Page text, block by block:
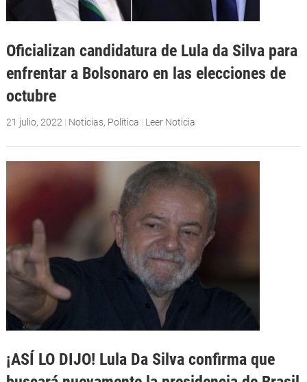
Oficializan candidatura de Lula da Silva para
enfrentar a Bolsonaro en las elecciones de
octubre
21 julio, 2022 | Noticias, Política | Leer Noticia
¡ASÍ LO DIJO! Lula Da Silva confirma que